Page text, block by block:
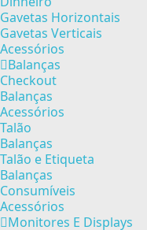
Gavetas Horizontais
Gavetas Verticais
Acessórios
Balanças
Checkout
Balanças
Acessórios
Talão
Balanças
Talão e Etiqueta
Balanças
Consumíveis
Acessórios
Monitores E Displays